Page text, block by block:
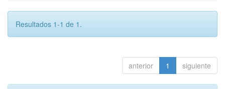
Resultados 1-1 de 1.
anterior 1 siguiente